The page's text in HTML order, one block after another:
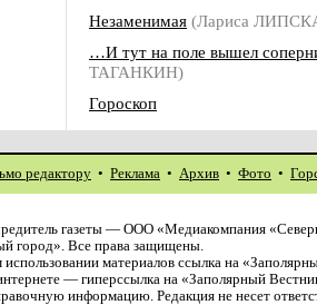
Незаменимая (Лариса
…И тут на поле вышел
ТАГАНКИН)
Гороскоп
редактору • Реклама • Архив • Фото •
газеты — ООО «Медиакомпания
город». Все права защищены.
материалов ссылка на
— гиперссылка на «Заполярный
информацию. Редакция не несет